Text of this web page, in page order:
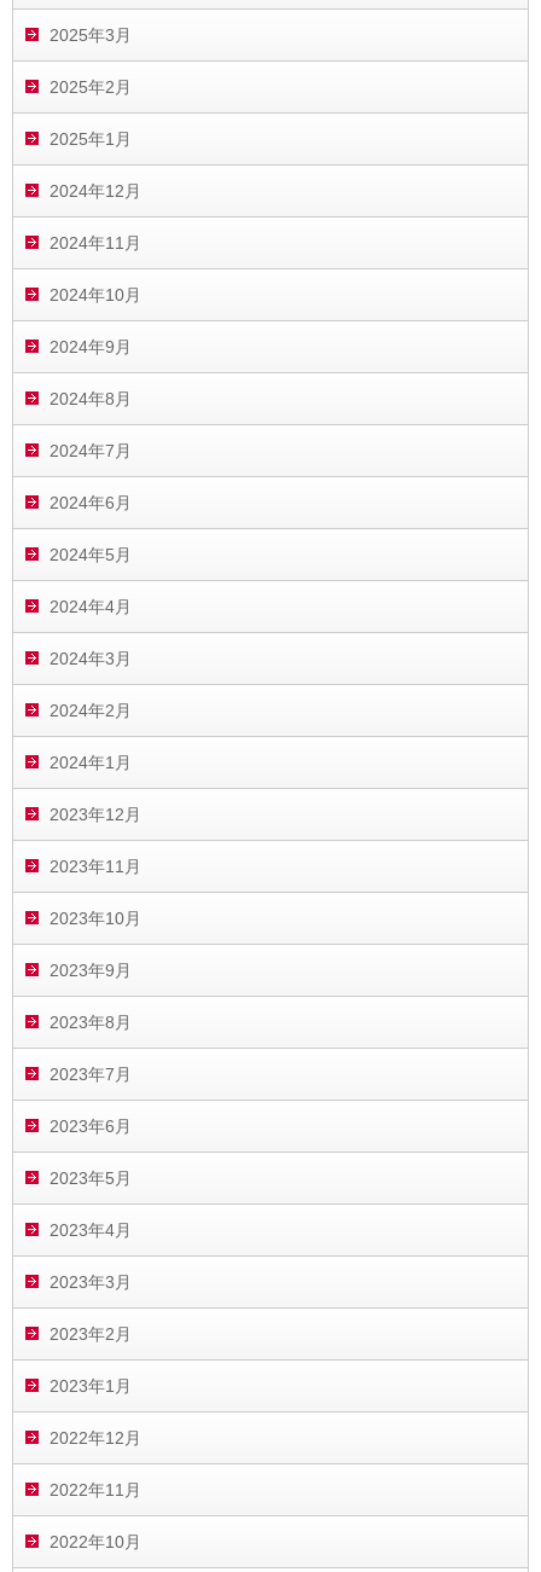
2025年3月
2025年2月
2025年1月
2024年12月
2024年11月
2024年10月
2024年9月
2024年8月
2024年7月
2024年6月
2024年5月
2024年4月
2024年3月
2024年2月
2024年1月
2023年12月
2023年11月
2023年10月
2023年9月
2023年8月
2023年7月
2023年6月
2023年5月
2023年4月
2023年3月
2023年2月
2023年1月
2022年12月
2022年11月
2022年10月